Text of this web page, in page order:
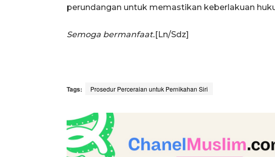
perundangan untuk memastikan keberlakuan
Semoga bermanfaat. [Ln/Sdz]
Tags: Prosedur Perceraian untuk Pernikahan Siri